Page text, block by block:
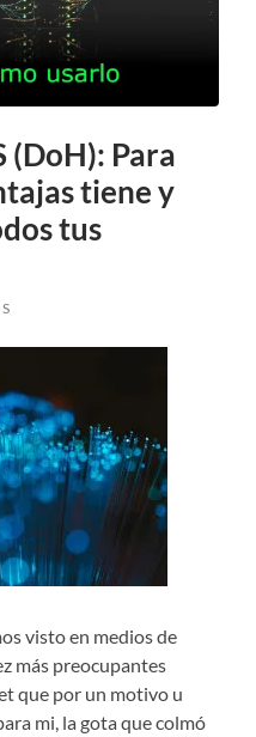
(DoH): Para
tiene y
tus
visto en medios de
más preocupantes
que por un motivo u
mi, la gota que colmó